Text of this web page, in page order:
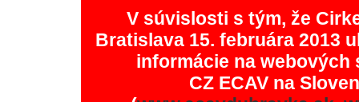
V súvislosti s tým, že
Bratislava 15. februára 2013
informácie na
CZ ECAV na